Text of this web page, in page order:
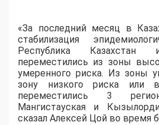
«За последний месяц в
стабилизация
Республика
переместились из зоны
умеренного риска. Из зоны
зону низкого риска или
переместились 3
Мангистауская и
сказал Алексей Цой во время